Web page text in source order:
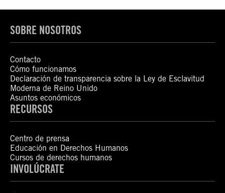
SOBRE NOSOTROS
Contacto
Cómo funcionamos
Declaración de transparencia sobre la Ley de Esclavitud
Moderna de Reino Unido
Asuntos económicos
RECURSOS
Centro de prensa
Educación en Derechos Humanos
Cursos de derechos humanos
INVOLÚCRATE